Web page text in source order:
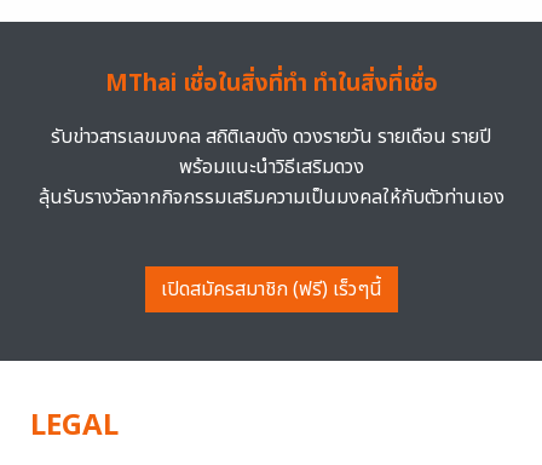
MThai เชื่อในสิ่งที่ทำ ทำในสิ่งที่เชื่อ
รับข่าวสารเลขมงคล สถิติเลขดัง ดวงรายวัน รายเดือน รายปี
พร้อมแนะนำวิธีเสริมดวง
ลุ้นรับรางวัลจากกิจกรรมเสริมความเป็นมงคลให้กับตัวท่านเอง
เปิดสมัครสมาชิก (ฟรี) เร็วๆนี้
LEGAL